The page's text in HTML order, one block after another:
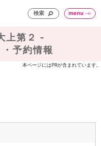
検索 menu
上第２ -
予約情報
本ページにはPRが含まれています。